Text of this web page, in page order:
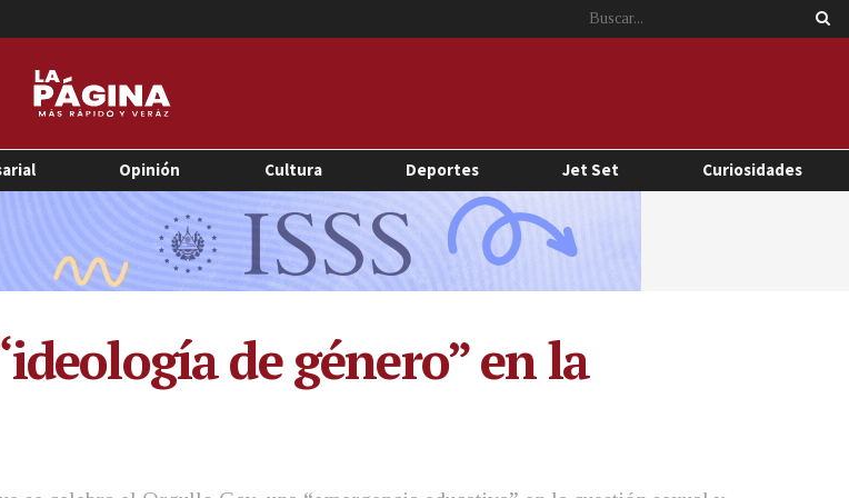
Opinión Cultura Deportes Jet Set Curiosidades
de género” en la